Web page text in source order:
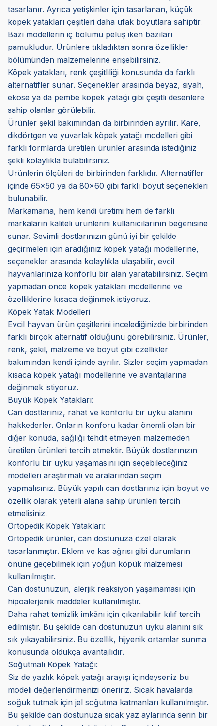
tasarlanır. Ayrıca yetişkinler için tasarlanan, küçük
köpek yatakları çeşitleri daha ufak boyutlara sahiptir.
Bazı modellerin iç bölümü pelüş iken bazıları
pamukludur. Ürünlere tıkladıktan sonra özellikler
bölümünden malzemelerine erişebilirsiniz.
Köpek yatakları, renk çeşitliliği konusunda da farklı
alternatifler sunar. Seçenekler arasında beyaz, siyah,
ekose ya da pembe köpek yatağı gibi çeşitli desenlere
sahip olanlar görülebilir.
Ürünler şekil bakımından da birbirinden ayrılır. Kare,
dikdörtgen ve yuvarlak köpek yatağı modelleri gibi
farklı formlarda üretilen ürünler arasında istediğiniz
şekli kolaylıkla bulabilirsiniz.
Ürünlerin ölçüleri de birbirinden farklıdır. Alternatifler
içinde 65x50 ya da 80x60 gibi farklı boyut seçenekleri
bulunabilir.
Markamama, hem kendi üretimi hem de farklı
markaların kaliteli ürünlerini kullanıcılarının beğenisine
sunar. Sevimli dostlarınızın günü iyi bir şekilde
geçirmeleri için aradığınız köpek yatağı modellerine,
seçenekler arasında kolaylıkla ulaşabilir, evcil
hayvanlarınıza konforlu bir alan yaratabilirsiniz. Seçim
yapmadan önce köpek yatakları modellerine ve
özelliklerine kısaca değinmek istiyoruz.
Köpek Yatak Modelleri
Evcil hayvan ürün çeşitlerini incelediğinizde birbirinden
farklı birçok alternatif olduğunu görebilirsiniz. Ürünler,
renk, şekil, malzeme ve boyut gibi özellikler
bakımından kendi içinde ayrılır. Sizler seçim yapmadan
kısaca köpek yatağı modellerine ve avantajlarına
değinmek istiyoruz.
Büyük Köpek Yatakları:
Can dostlarınız, rahat ve konforlu bir uyku alanını
hakkederler. Onların konforu kadar önemli olan bir
diğer konuda, sağlığı tehdit etmeyen malzemeden
üretilen ürünleri tercih etmektir. Büyük dostlarınızın
konforlu bir uyku yaşamasını için seçebileceğiniz
modelleri araştırmalı ve aralarından seçim
yapmalısınız. Büyük yapılı can dostlarınız için boyut ve
özellik olarak yeterli alana sahip ürünleri tercih
etmelisiniz.
Ortopedik Köpek Yatakları:
Ortopedik ürünler, can dostunuza özel olarak
tasarlanmıştır. Eklem ve kas ağrısı gibi durumların
önüne geçebilmek için yoğun köpük malzemesi
kullanılmıştır.
Can dostunuzun, alerjik reaksiyon yaşamaması için
hipoalerjenik maddeler kullanılmıştır.
Daha rahat temizlik imkânı için çıkarılabilir kılıf tercih
edilmiştir. Bu şekilde can dostunuzun uyku alanını sık
sık yıkayabilirsiniz. Bu özellik, hijyenik ortamlar sunma
konusunda oldukça avantajlıdır.
Soğutmalı Köpek Yatağı:
Siz de yazlık köpek yatağı arayışı içindeyseniz bu
modeli değerlendirmenizi öneririz. Sıcak havalarda
soğuk tutmak için jel soğutma katmanları kullanılmıştır.
Bu şekilde can dostunuza sıcak yaz aylarında serin bir